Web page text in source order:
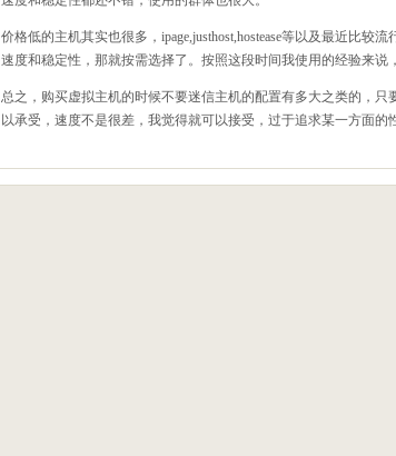
价格低的主机其实也很多，ipage,justhost,hostease等以及最近比较
速度和稳定性，那就按需选择了。按照这段时间我使用的经验来说
总之，购买虚拟主机的时候不要迷信主机的配置有多大之类的，
以承受，速度不是很差，我觉得就可以接受，过于追求某一方面的